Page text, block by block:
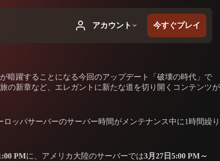
暗躍することになる今回のアップデート「破壊の時代」で
の新章など、エレガントに新たな道を切り開くコンテンツが
ッパサーバーのサーバー時間がメンテナンス中に1時間繰り
PMに、アメリカ大陸のサーバーでは3月27日5:00 PM～